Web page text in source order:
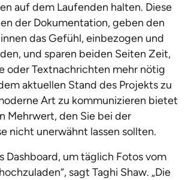
auf dem Laufenden halten. Diese
der Dokumentation, geben den
das Gefühl, einbezogen und
und sparen beiden Seiten Zeit,
oder Textnachrichten mehr nötig
aktuellen Stand des Projekts zu
Art zu kommunizieren bietet
Mehrwert, den Sie bei der
nicht unerwähnt lassen sollten.
Dashboard, um täglich Fotos vom
sagt Taghi Shaw. „Die